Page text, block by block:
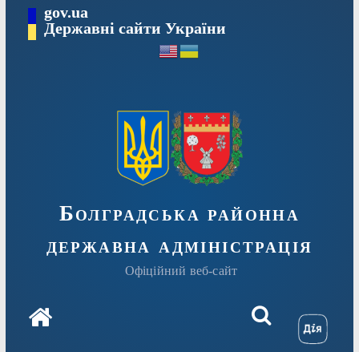
Перейтиgov.ua
Державні сайти України
Болградська районна
державна адміністрація
Офіційний веб-сайт